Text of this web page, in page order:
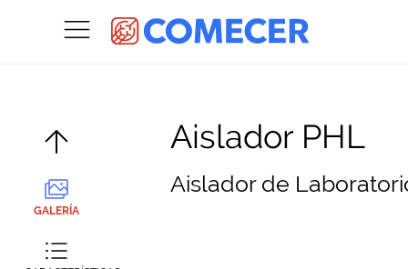
GALERÍA
Aislador PHL
Aislador de